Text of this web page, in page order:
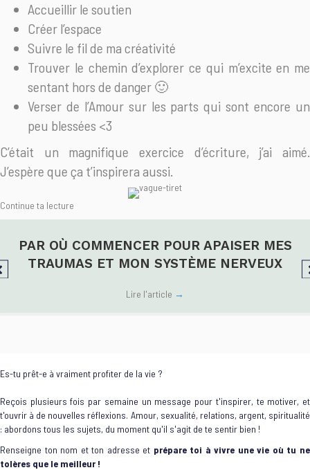
Accueillir le soutien
Créer l’espace
Suivre le fil de ma créativité
Trouver le chemin d’explorer ce qui m’excite en me
sentant hors de danger 🙂
Verser de l’Amour sur les parts qui sont encore un
peu blessées <3
C’était un magnifique exercice d’écriture, j’ai aimé.
J’espère que ça t’inspirera aussi.
Continue ta lecture
PAR OÙ COMMENCER POUR APAISER MES
TRAUMAS ET MON SYSTÈME NERVEUX
Lire l'article →
Es-tu prêt-e à vraiment profiter de la vie ?
Reçois plusieurs fois par semaine un message pour t'inspirer, te motiver, et
t'ouvrir à de nouvelles réflexions. Amour, sexualité, relations, argent, spiritualité
: abordons tous les sujets, du moment qu'il s'agit de te sentir bien !
Renseigne ton nom et ton adresse et prépare toi à vivre une vie où tu ne
tolères que le meilleur !